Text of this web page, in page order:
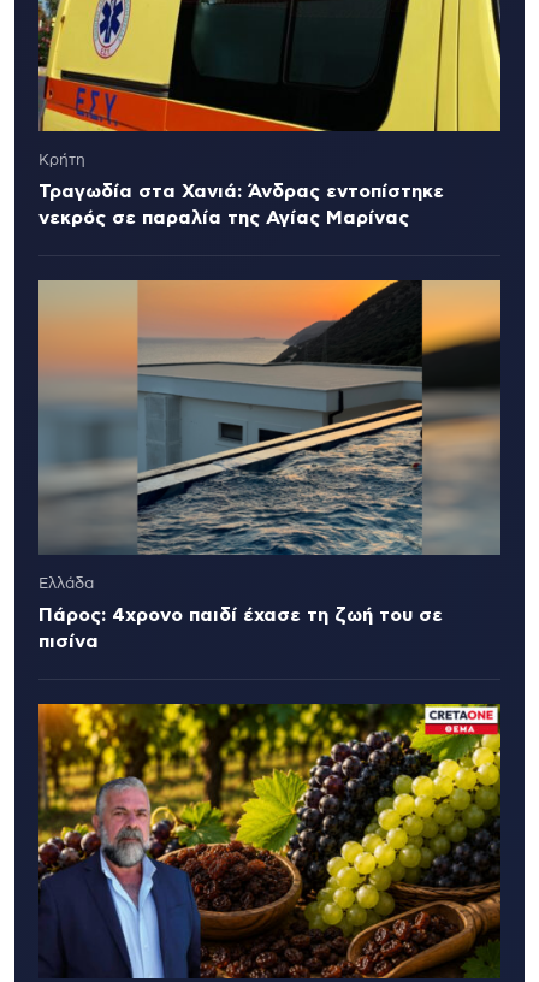
Κρήτη
Τραγωδία στα Χανιά: Άνδρας εντοπίστηκε
νεκρός σε παραλία της Αγίας Μαρίνας
Ελλάδα
Πάρος: 4χρονο παιδί έχασε τη ζωή του σε
πισίνα